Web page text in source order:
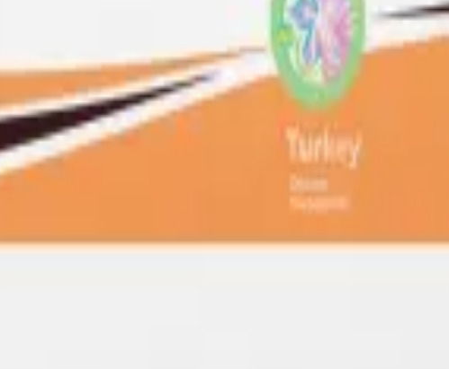
for modern agriculture needs.